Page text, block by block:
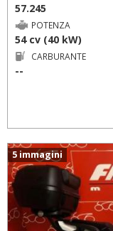
57.245
POTENZA
54 cv (40 kW)
CARBURANTE
--
5 immagini